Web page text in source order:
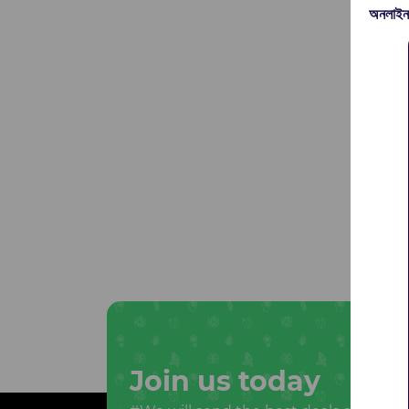
Join us today